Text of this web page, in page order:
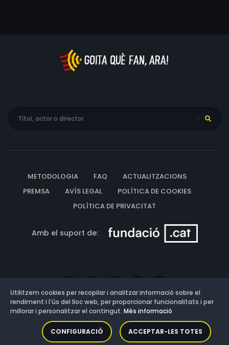
METODOLOGIA FAQ
ACTUALITZACIONS
PREMSA
AVÍS LEGAL
POLÍTICA DE COOKIES
POLÍTICA DE PRIVACITAT
Amb el suport de:
Versió: 3.13.0.202607011342
Utilitzem cookies per recopilar i analitzar informació sobre el
rendiment i l’ús del lloc web, per proporcionar funcionalitats i per
millorar i personalitzar el contingut. Més informació
CONFIGURACIÓ ACCEPTAR-LES TOTES